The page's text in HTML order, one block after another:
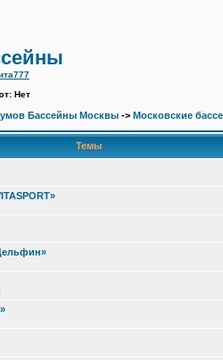
Нет
Бассейны Москвы -> Московские
Темы